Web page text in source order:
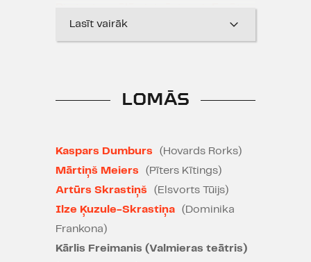
viedierīču kameru ar īpašu uzlīmi,
tā atbalstot teātra akciju “Teātris
"Iestudējums faktiski ir
ir, ko teikt, un tas ir pateikts skaidri
un mākslinieciski pārliecinoši.
Fantastiska scenogrāfija,
iedvesmojoša horeogrāfija un
brīnišķīgi aktieru darbi." 4,5/5
Zane Radzobe, "IR" 23.04.2026.
Lasīt vairāk
LOMĀS
Kaspars Dumburs
(Hovards Rorks)
Mārtiņš Meiers
(Pīters Kītings)
Artūrs Skrastiņš
(Elsvorts Tūijs)
Ilze Ķuzule-Skrastiņa
(Dominika
Frankona)
Kārlis Freimanis (Valmieras teātris)